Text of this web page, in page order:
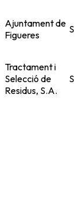
Ajuntament de
Figueres
Tractament i
Selecció de
Residus, S.A.